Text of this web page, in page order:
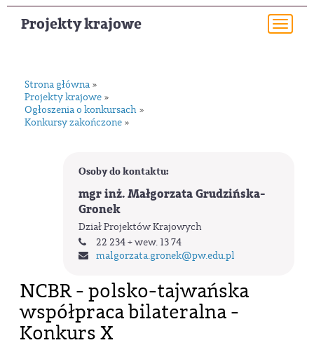
Projekty krajowe
Strona główna »
Projekty krajowe »
Ogłoszenia o konkursach »
Konkursy zakończone »
Osoby do kontaktu:
mgr inż. Małgorzata Grudzińska-
Gronek
Dział Projektów Krajowych
22 234 + wew. 13 74
malgorzata.gronek@pw.edu.pl
NCBR - polsko-tajwańska
współpraca bilateralna -
Konkurs X